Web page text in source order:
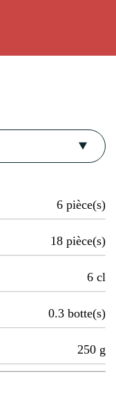
6 pièce(s)
18 pièce(s)
6 cl
0.3 botte(s)
250 g